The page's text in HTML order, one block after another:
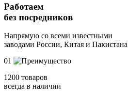
Работаем
без посредников
Напрямую со всеми известными
заводами России, Китая и Пакистана
01
1200 товаров
всегда в наличии